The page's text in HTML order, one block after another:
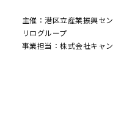
主催：港区立産業振興セ
リログループ
事業担当：株式会社キャ